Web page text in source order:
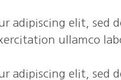
adipiscing elit,
ullamco
adipiscing elit,